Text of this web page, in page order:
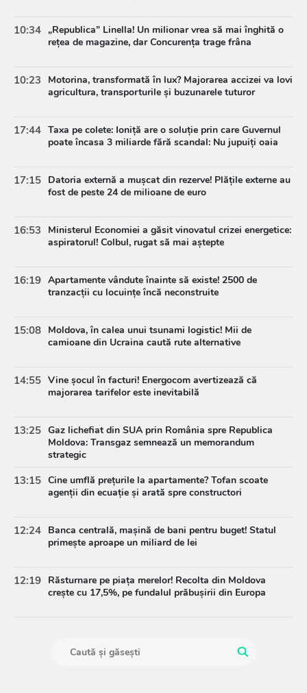
10:34 „Republica” Linella! Un milionar vrea să mai înghită o
rețea de magazine, dar Concurența trage frâna
10:23
Motorina, transformată în lux? Majorarea accizei va lovi
agricultura, transporturile și buzunarele tuturor
17:44 Taxa pe colete: Ioniță are o soluție prin care Guvernul
poate încasa 3 miliarde fără scandal: Nu jupuiți oaia
17:15 Datoria externă a mușcat din rezerve! Plățile externe au
fost de peste 24 de milioane de euro
16:53
Ministerul Economiei a găsit vinovatul crizei energetice:
aspiratorul! Colbul, rugat să mai aștepte
16:19 Apartamente vândute înainte să existe! 2500 de
tranzacții cu locuințe încă neconstruite
15:08 Moldova, în calea unui tsunami logistic! Mii de
camioane din Ucraina caută rute alternative
14:55 Vine șocul în facturi! Energocom avertizează că
majorarea tarifelor este inevitabilă
13:25 Gaz lichefiat din SUA prin România spre Republica
Moldova: Transgaz semnează un memorandum
strategic
13:15 Cine umflă prețurile la apartamente? Tofan scoate
agenții din ecuație și arată spre constructori
12:24 Banca centrală, mașină de bani pentru buget! Statul
primește aproape un miliard de lei
12:19 Răsturnare pe piața merelor! Recolta din Moldova
crește cu 17,5%, pe fundalul prăbușirii din Europa